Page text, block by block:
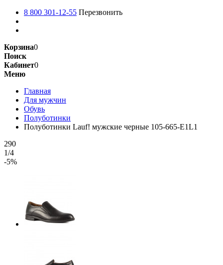
8 800 301-12-55 Перезвонить
Корзина0
Поиск
Кабинет0
Меню
Главная
Для мужчин
Обувь
Полуботинки
Полуботинки Lauf! мужские черные 105-665-E1L1
290
1/4
-5%